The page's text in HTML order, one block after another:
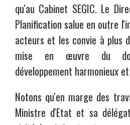
qu'au Cabinet SEGIC. Le
Planification salue en outre
acteurs et les convie à plus
mise en œuvre du
développement harmonieux
Notons qu'en marge des
Ministre d'Etat et sa